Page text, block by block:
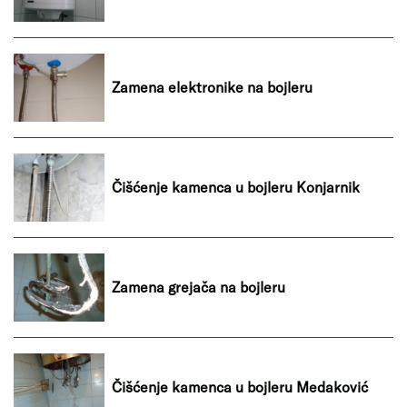
Zamena elektronike na bojleru
Čišćenje kamenca u bojleru Konjarnik
Zamena grejača na bojleru
Čišćenje kamenca u bojleru Medaković